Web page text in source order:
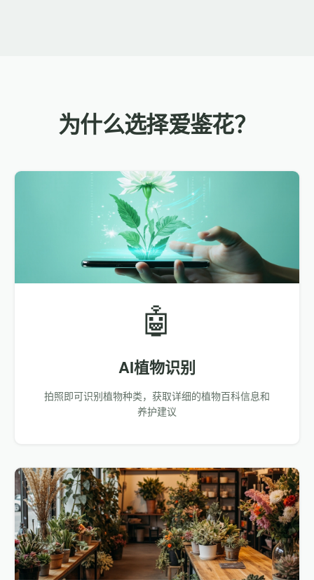
为什么选择爱鉴花？
🤖
AI植物识别
拍照即可识别植物种类，获取详细的植物百科信息和
养护建议